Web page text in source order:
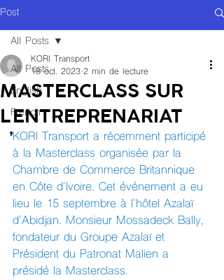
Post
All Posts
English
French
All Posts
MASTERCLASS SUR
L’ENTREPRENARIAT
KORI Transport
18 oct. 2023 2 min de lecture
KORI Transport a récemment participé
à la Masterclass organisée par la
Chambre de Commerce Britannique
en Côte d'Ivoire. Cet événement a eu
lieu le 15 septembre à l'hôtel Azalaï
d'Abidjan. Monsieur Mossadeck Bally,
fondateur du Groupe Azalaï et
Président du Patronat Malien a
présidé la Masterclass.